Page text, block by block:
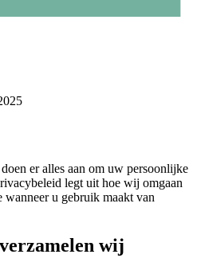
er alles aan om uw persoonlijke
legt uit hoe wij omgaan
u gebruik maakt van
wij